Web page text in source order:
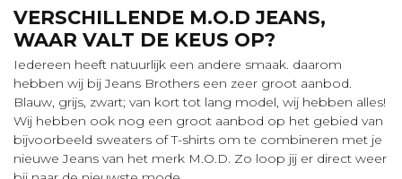
VERSCHILLENDE M.O.D JEANS,
WAAR VALT DE KEUS OP?
Iedereen heeft natuurlijk een andere smaak. daarom
hebben wij bij Jeans Brothers een zeer groot aanbod.
Blauw, grijs, zwart; van kort tot lang model, wij hebben alles!
Wij hebben ook nog een groot aanbod op het gebied van
bijvoorbeeld sweaters of T-shirts om te combineren met je
nieuwe Jeans van het merk M.O.D. Zo loop jij er direct weer